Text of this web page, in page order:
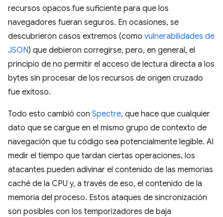
recursos opacos fue suficiente para que los
navegadores fueran seguros. En ocasiones, se
descubrieron casos extremos (como vulnerabilidades de
JSON) que debieron corregirse, pero, en general, el
principio de no permitir el acceso de lectura directa a los
bytes sin procesar de los recursos de origen cruzado
fue exitoso.
Todo esto cambió con Spectre, que hace que cualquier
dato que se cargue en el mismo grupo de contexto de
navegación que tu código sea potencialmente legible. Al
medir el tiempo que tardan ciertas operaciones, los
atacantes pueden adivinar el contenido de las memorias
caché de la CPU y, a través de eso, el contenido de la
memoria del proceso. Estos ataques de sincronización
son posibles con los temporizadores de baja